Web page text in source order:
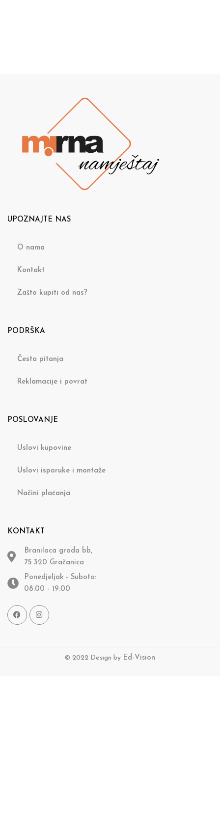
UPOZNAJTE NAS
O nama
Kontakt
Zašto kupiti od nas?
PODRŠKA
Česta pitanja
Reklamacije i povrat
POSLOVANJE
Uslovi kupovine
Uslovi isporuke i montaže
Načini plaćanja
KONTAKT
Branilaca grada bb,
75 320 Gračanica
Ponedjeljak - Subota:
08:00 - 19:00
© 2022 Design by Ed-Vision